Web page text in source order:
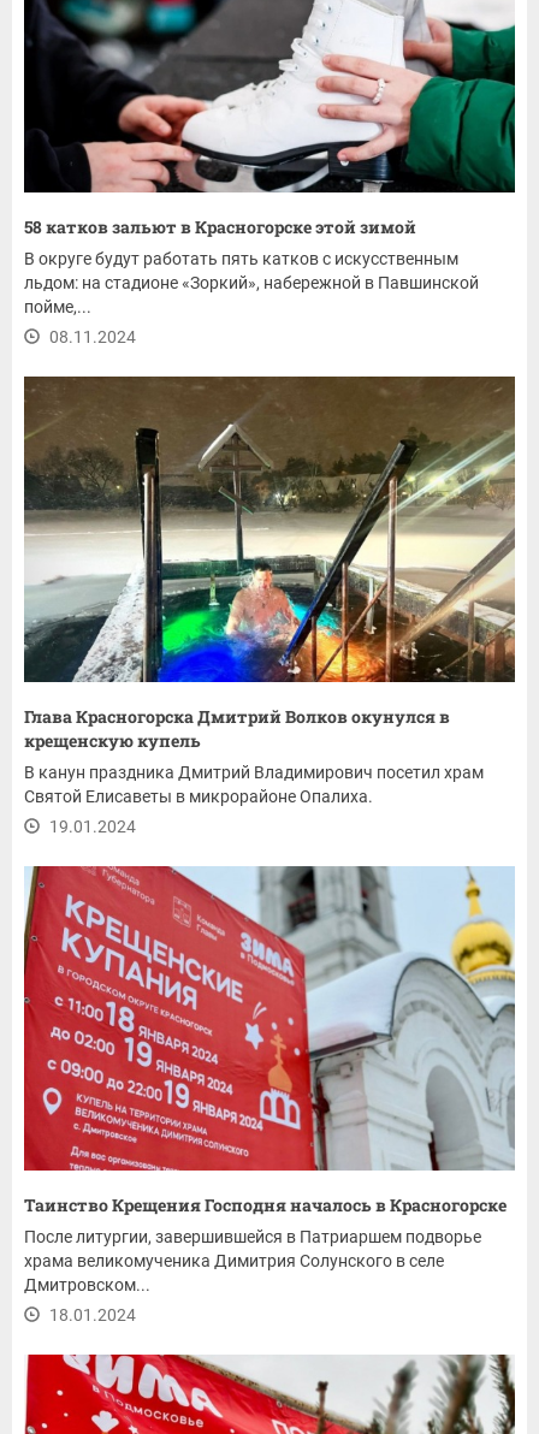
58 катков зальют в Красногорске этой зимой
В округе будут работать пять катков с искусственным
льдом: на стадионе «Зоркий», набережной в Павшинской
пойме,...
08.11.2024
Глава Красногорска Дмитрий Волков окунулся в
крещенскую купель
В канун праздника Дмитрий Владимирович посетил храм
Святой Елисаветы в микрорайоне Опалиха.
19.01.2024
Таинство Крещения Господня началось в Красногорске
После литургии, завершившейся в Патриаршем подворье
храма великомученика Димитрия Солунского в селе
Дмитровском...
18.01.2024